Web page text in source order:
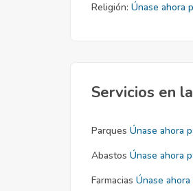
Religión: Únase ahora
Servicios en
Parques Únase ahora
Abastos Únase ahora
Farmacias Únase